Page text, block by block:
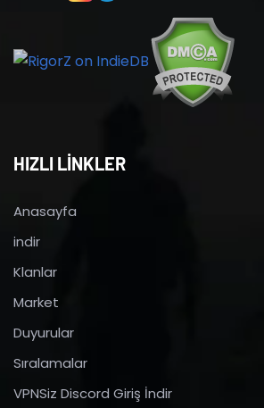
HIZLI LİNKLER
Anasayfa
indir
Klanlar
Market
Duyurular
Sıralamalar
VPNSiz Discord Giriş İndir